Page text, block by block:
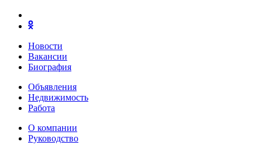
Новости
Вакансии
Биография
Объявления
Недвижимость
Работа
О компании
Руководство